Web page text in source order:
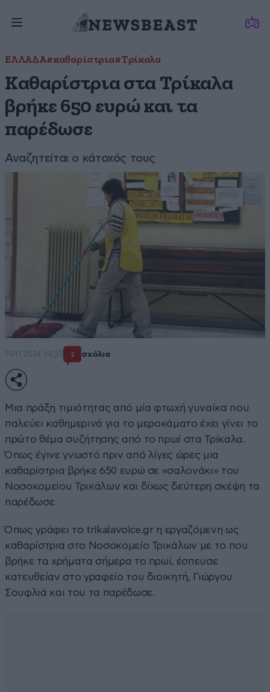
ΕΛΛΑΔΑ#καθαρίστρια#Τρίκαλα
Καθαρίστρια στα Τρίκαλα
βρήκε 650 ευρώ και τα
παρέδωσε
Αναζητείται ο κάτοχός τους
19·11·2014 19:23 2 σχόλια
Μια πράξη τιμιότητας από μία φτωχή γυναίκα που
παλεύει καθημερινά για το μεροκάματο έχει γίνει το
πρώτο θέμα συζήτησης από το πρωί στα Τρίκαλα.
Όπως έγινε γνωστό πριν από λίγες ώρες μια
καθαρίστρια βρήκε 650 ευρώ σε «σαλονάκι» του
Νοσοκομείου Τρικάλων και δίχως δεύτερη σκέψη τα
παρέδωσε
Όπως γράφει το trikalavoice.gr η εργαζόμενη ως
καθαρίστρια στο Νοσοκομείο Τρικάλων με το που
βρήκε τα χρήματα σήμερα το πρωί, έσπευσε
κατευθείαν στο γραφείο του διοικητή, Γιώργου
Σουφλιά και του τα παρέδωσε.